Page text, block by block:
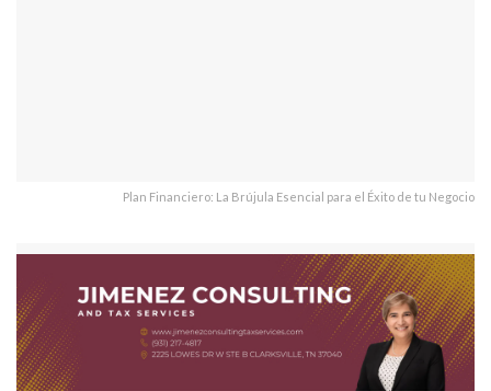
Plan Financiero: La Brújula Esencial para el Éxito de tu Negocio